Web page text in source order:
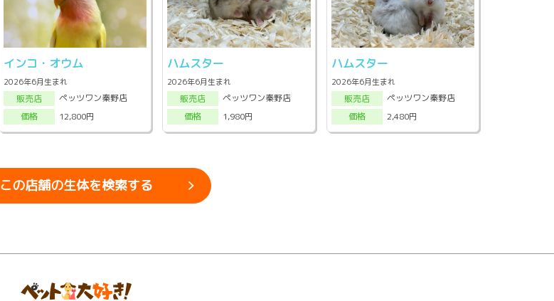
インコ・オウム
2026年6月生まれ
販売店
ペッツワン秦野店
価格
12,800円
ハムスター
2026年6月生まれ
販売店
ペッツワン秦野店
価格
1,980円
ハムスター
2026年6月生まれ
販売店
ペッツワン秦野店
価格
2,480円
この店舗の生体を検索する